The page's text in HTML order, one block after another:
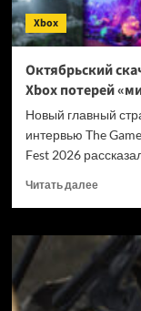
в
Game
Pass
Xbox
Октябрьский
Xbox потерей
Новый главный
интервью The
Fest 2026
Читать далее
скачок
Game